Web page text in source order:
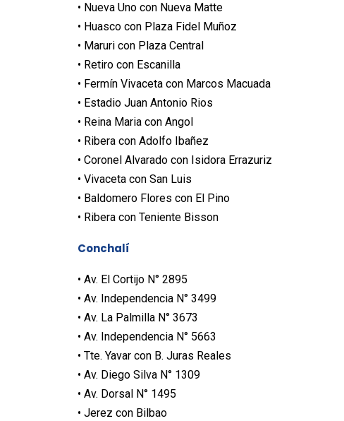
• Nueva Uno con Nueva Matte
• Huasco con Plaza Fidel Muñoz
• Maruri con Plaza Central
• Retiro con Escanilla
• Fermín Vivaceta con Marcos Macuada
• Estadio Juan Antonio Rios
• Reina Maria con Angol
• Ribera con Adolfo Ibañez
• Coronel Alvarado con Isidora Errazuriz
• Vivaceta con San Luis
• Baldomero Flores con El Pino
• Ribera con Teniente Bisson
Conchalí
• Av. El Cortijo N° 2895
• Av. Independencia N° 3499
• Av. La Palmilla N° 3673
• Av. Independencia N° 5663
• Tte. Yavar con B. Juras Reales
• Av. Diego Silva N° 1309
• Av. Dorsal N° 1495
• Jerez con Bilbao